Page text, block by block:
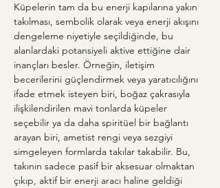
Küpelerin tam da bu enerji kapılarına yakın
takılması, sembolik olarak veya enerji akışını
dengeleme niyetiyle seçildiğinde, bu
alanlardaki potansiyeli aktive ettiğine dair
inançları besler. Örneğin, iletişim
becerilerini güçlendirmek veya yaratıcılığını
ifade etmek isteyen biri, boğaz çakrasıyla
ilişkilendirilen mavi tonlarda küpeler
seçebilir ya da daha spiritüel bir bağlantı
arayan biri, ametist rengi veya sezgiyi
simgeleyen formlarda takılar takabilir. Bu,
takının sadece pasif bir aksesuar olmaktan
çıkıp, aktif bir enerji aracı haline geldiği